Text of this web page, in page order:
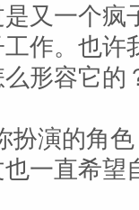
是又一个疯
工作。也许
形容它的
扮演的角
一直希望